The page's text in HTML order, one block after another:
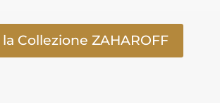
Collezione ZAHAROFF